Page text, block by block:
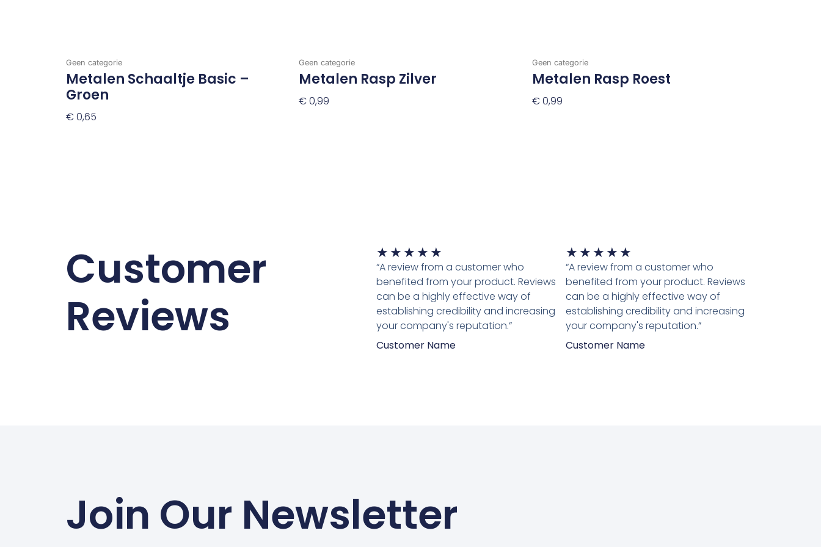
Geen categorie
Metalen Schaaltje Basic –
Groen
€0,65
Geen categorie
Metalen Rasp Zilver
€0,99
Geen categorie
Metalen Rasp Roest
€0,99
Customer
Reviews
★ ★ ★ ★ ★
5
van
5
“A review from a customer who
benefited from your product. Reviews
can be a highly effective way of
establishing credibility and increasing
your company's reputation.”
Customer Name
★ ★ ★ ★ ★
5
van
5
“A review from a customer who
benefited from your product. Reviews
can be a highly effective way of
establishing credibility and increasing
your company's reputation.”
Customer Name
Join Our Newsletter